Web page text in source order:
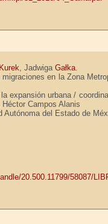
Kurek, JadwigaGałka.
en la Zona
expansión urbana /
Campos Alanis
Autónoma del Estado de
20.500.11799/58087/